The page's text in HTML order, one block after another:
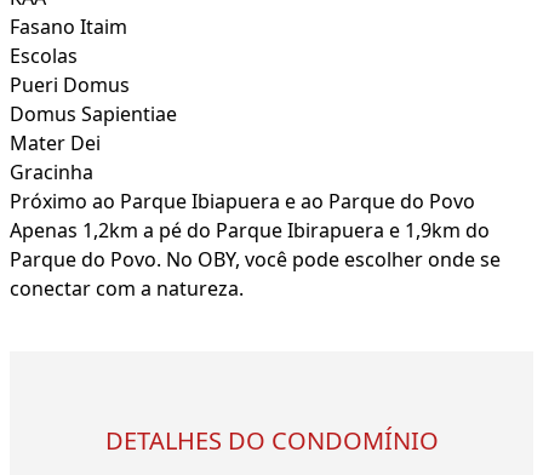
Fasano Itaim
Escolas
Pueri Domus
Domus Sapientiae
Mater Dei
Gracinha
Próximo ao Parque Ibiapuera e ao Parque do Povo
Apenas 1,2km a pé do Parque Ibirapuera e 1,9km do
Parque do Povo. No OBY, você pode escolher onde se
conectar com a natureza.
DETALHES DO CONDOMÍNIO